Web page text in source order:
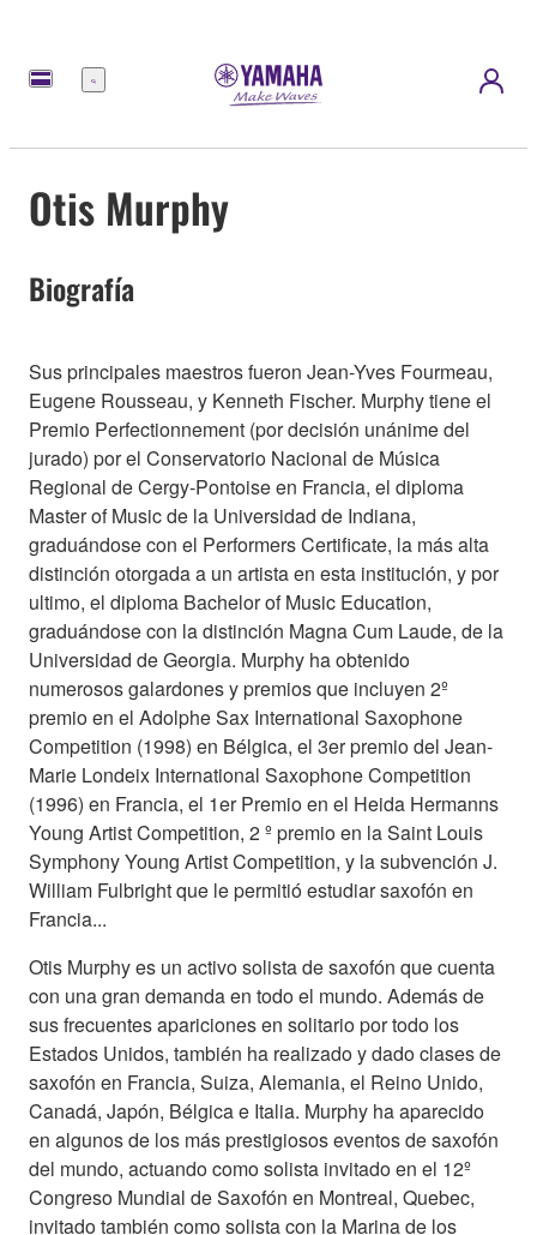
Menú
Otis Murphy
Biografía
Sus principales maestros fueron Jean-Yves Fourmeau,
Eugene Rousseau, y Kenneth Fischer. Murphy tiene el
Premio Perfectionnement (por decisión unánime del
jurado) por el Conservatorio Nacional de Música
Regional de Cergy-Pontoise en Francia, el diploma
Master of Music de la Universidad de Indiana,
graduándose con el Performers Certificate, la más alta
distinción otorgada a un artista en esta institución, y por
ultimo, el diploma Bachelor of Music Education,
graduándose con la distinción Magna Cum Laude, de la
Universidad de Georgia. Murphy ha obtenido
numerosos galardones y premios que incluyen 2º
premio en el Adolphe Sax International Saxophone
Competition (1998) en Bélgica, el 3er premio del Jean-
Marie Londeix International Saxophone Competition
(1996) en Francia, el 1er Premio en el Heida Hermanns
Young Artist Competition, 2 º premio en la Saint Louis
Symphony Young Artist Competition, y la subvención J.
William Fulbright que le permitió estudiar saxofón en
Francia...
Otis Murphy es un activo solista de saxofón que cuenta
con una gran demanda en todo el mundo. Además de
sus frecuentes apariciones en solitario por todo los
Estados Unidos, también ha realizado y dado clases de
saxofón en Francia, Suiza, Alemania, el Reino Unido,
Canadá, Japón, Bélgica e Italia. Murphy ha aparecido
en algunos de los más prestigiosos eventos de saxofón
del mundo, actuando como solista invitado en el 12º
Congreso Mundial de Saxofón en Montreal, Quebec,
invitado también como solista con la Marina de los